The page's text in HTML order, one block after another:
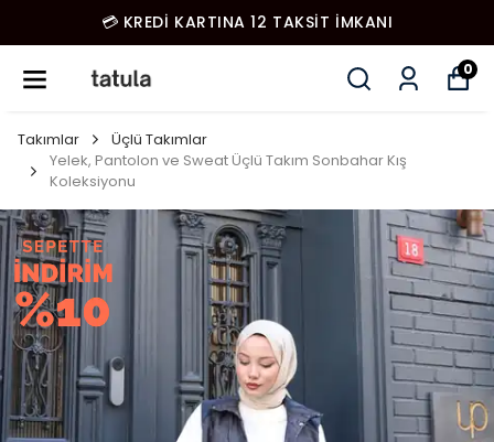
💳 KREDİ KARTINA 12 TAKSİT İMKANI
0
Takımlar
Üçlü Takımlar
Yelek, Pantolon ve Sweat Üçlü Takım Sonbahar Kış
Koleksiyonu